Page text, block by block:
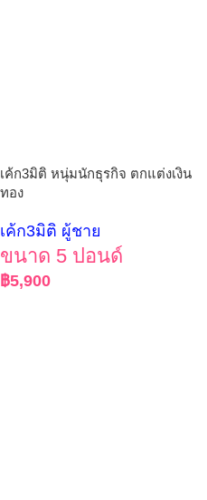
เค้ก3มิติ หนุ่มนักธุรกิจ ตกแต่งเงิน
ทอง
เค้ก3มิติ ผู้ชาย
ขนาด 5 ปอนด์
฿5,900